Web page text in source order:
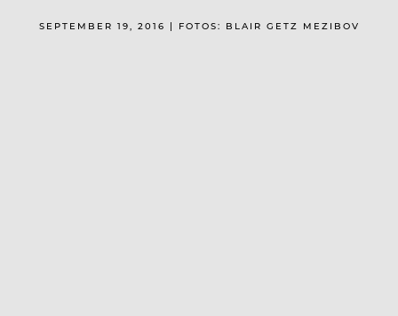
SEPTEMBER 19, 2016 | FOTOS: BLAIR GETZ MEZIBOV